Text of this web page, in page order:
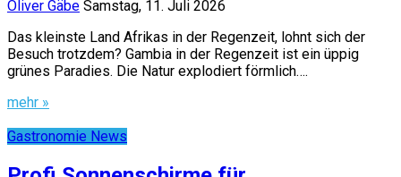
Oliver Gäbe Samstag, 11. Juli 2026
Das kleinste Land Afrikas in der Regenzeit, lohnt sich der
Besuch trotzdem? Gambia in der Regenzeit ist ein üppig
grünes Paradies. Die Natur explodiert förmlich….
mehr »
Gastronomie News